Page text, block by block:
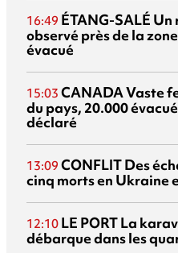
16:49 ÉTANG-SALÉ Un
observé près de la
évacué
15:03 CANADAVaste
du pays, 20.000
déclaré
13:09 CONFLITDes
cinq morts en Ukraine
12:10 LE PORTLa
débarque dans les